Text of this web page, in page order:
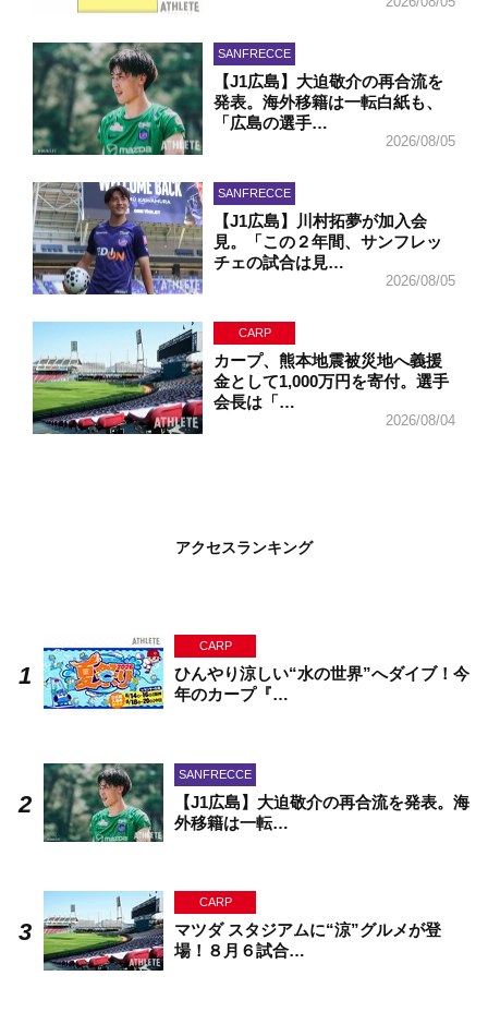
SANFRECCE
【J1広島】大迫敬介の再合流を
発表。海外移籍は一転白紙も、
「広島の選手…
2026/08/05
SANFRECCE
【J1広島】川村拓夢が加入会
見。「この２年間、サンフレッ
チェの試合は見…
2026/08/05
CARP
カープ、熊本地震被災地へ義援
金として1,000万円を寄付。選手
会長は「…
2026/08/04
アクセスランキング
CARP
ひんやり涼しい“水の世界”へダイブ！今
年のカープ『…
SANFRECCE
【J1広島】大迫敬介の再合流を発表。海
外移籍は一転…
CARP
マツダ スタジアムに“涼”グルメが登
場！８月６試合…